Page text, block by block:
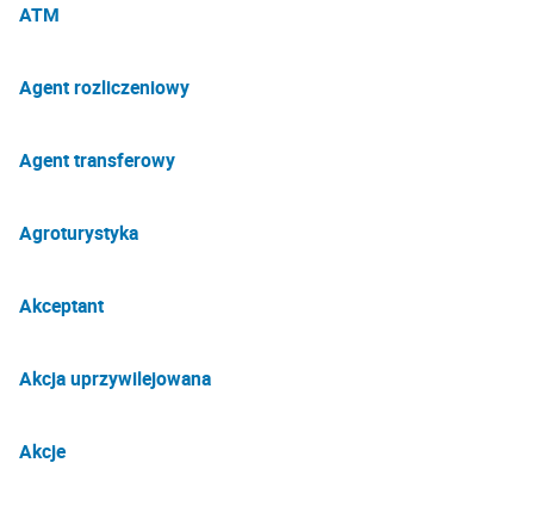
ATM
Agent rozliczeniowy
Agent transferowy
Agroturystyka
Akceptant
Akcja uprzywilejowana
Akcje